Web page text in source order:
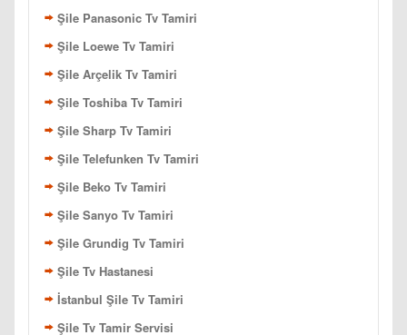
Şile Panasonic Tv Tamiri
Şile Loewe Tv Tamiri
Şile Arçelik Tv Tamiri
Şile Toshiba Tv Tamiri
Şile Sharp Tv Tamiri
Şile Telefunken Tv Tamiri
Şile Beko Tv Tamiri
Şile Sanyo Tv Tamiri
Şile Grundig Tv Tamiri
Şile Tv Hastanesi
İstanbul Şile Tv Tamiri
Şile Tv Tamir Servisi